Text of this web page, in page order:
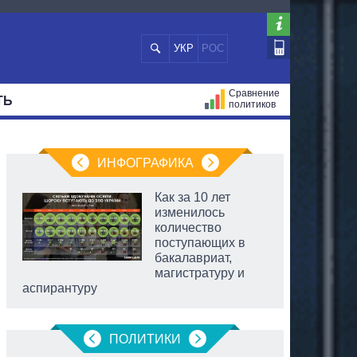
УКР РОС
Сравнение
политиков
ИНФОГРАФИКА
Как за 10 лет
изменилось
количество
поступающих в
бакалавриат,
магистратуру и
аспирантуру
ПОЛИТИКИ